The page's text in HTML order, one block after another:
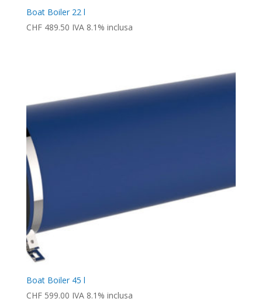
Boat Boiler 22 l
CHF489.50 IVA 8.1% inclusa
Boat Boiler 45 l
CHF599.00 IVA 8.1% inclusa